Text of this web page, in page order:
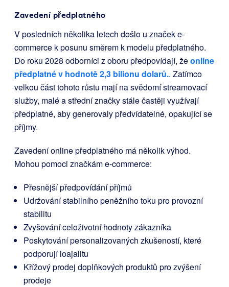
Zavedení předplatného
V posledních několika letech došlo u značek e-
commerce k posunu směrem k modelu předplatného.
Do roku 2028 odborníci z oboru předpovídají, žeonline
předplatné v hodnotě 2,3 bilionu dolarů.. Zatímco
velkou část tohoto růstu mají na svědomí streamovací
služby, malé a střední značky stále častěji využívají
předplatné, aby generovaly předvídatelné, opakující se
příjmy.
Zavedení online předplatného má několik výhod.
Mohou pomoci značkám e-commerce:
Přesnější předpovídání příjmů
Udržování stabilního peněžního toku pro provozní
stabilitu
Zvyšování celoživotní hodnoty zákazníka
Poskytování personalizovaných zkušeností, které
podporují loajalitu
Křížový prodej doplňkových produktů pro zvýšení
prodeje